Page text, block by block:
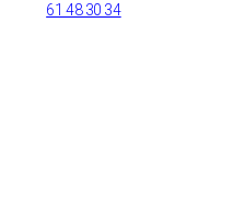
61 48 30 34